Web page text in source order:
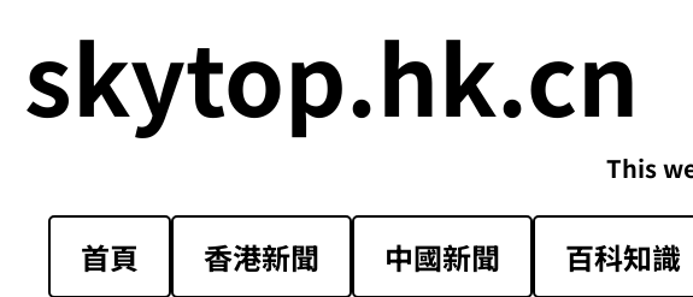
skytop.hk.cn
This
首頁 香港新聞 中國新聞 百科知識